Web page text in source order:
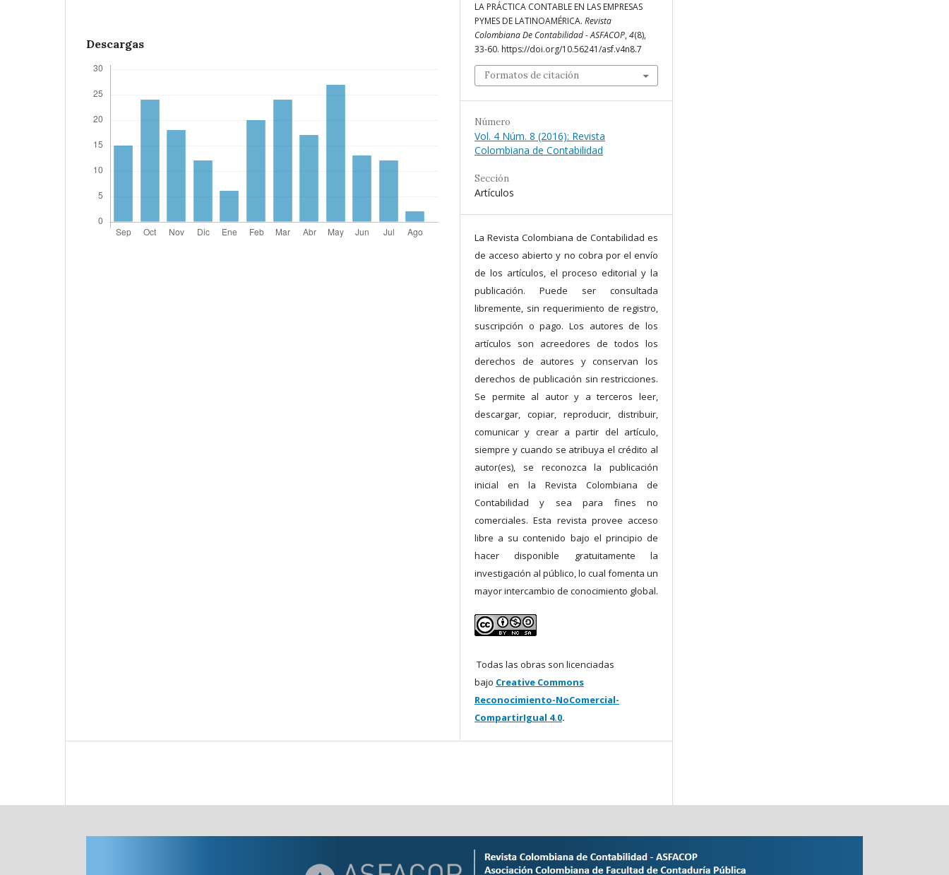
Descargas
LA PRÁCTICA CONTABLE EN LAS EMPRESAS
PYMES DE LATINOAMÉRICA. Revista
Colombiana De Contabilidad - ASFACOP, 4(8),
33-60. https://doi.org/10.56241/asf.v4n8.7
Formatos de citación
Número
Vol. 4 Núm. 8 (2016): Revista
Colombiana de Contabilidad
Sección
Artículos
La Revista Colombiana de Contabilidad es
de acceso abierto y no cobra por el envío
de los artículos, el proceso editorial y la
publicación. Puede ser consultada
libremente, sin requerimiento de registro,
suscripción o pago. Los autores de los
artículos son acreedores de todos los
derechos de autores y conservan los
derechos de publicación sin restricciones.
Se permite al autor y a terceros leer,
descargar, copiar, reproducir, distribuir,
comunicar y crear a partir del artículo,
siempre y cuando se atribuya el crédito al
autor(es), se reconozca la publicación
inicial en la Revista Colombiana de
Contabilidad y sea para fines no
comerciales. Esta revista provee acceso
libre a su contenido bajo el principio de
hacer disponible gratuitamente la
investigación al público, lo cual fomenta un
mayor intercambio de conocimiento global.
Todas las obras son licenciadas
bajo Creative Commons
Reconocimiento-NoComercial-
CompartirIgual 4.0.